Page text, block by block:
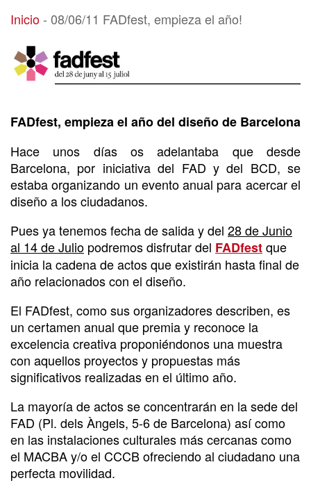
08/06/11 FADfest, empieza el año!
Inicio- 08/06/11 FADfest, empieza el año!
FADfest, empieza el año del diseño de Barcelona
Hace unos días os adelantaba que desde
Barcelona, por iniciativa del FAD y del BCD, se
estaba organizando un evento anual para acercar el
diseño a los ciudadanos.
Pues ya tenemos fecha de salida y del 28 de Junio
al 14 de Julio podremos disfrutar del FADfestque
inicia la cadena de actos que existirán hasta final de
año relacionados con el diseño.
El FADfest, como sus organizadores describen, es
un certamen anual que premia y reconoce la
excelencia creativa proponiéndonos una muestra
con aquellos proyectos y propuestas más
significativos realizadas en el último año.
La mayoría de actos se concentrarán en la sede del
FAD (Pl. dels Àngels, 5-6 de Barcelona) así como
en las instalaciones culturales más cercanas como
el MACBA y/o el CCCB ofreciendo al ciudadano una
perfecta movilidad.